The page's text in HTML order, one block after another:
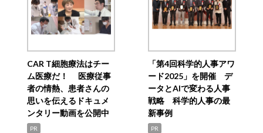
CAR T細胞療法はチー
ム医療だ！ 医療従事
者の情熱、患者さんの
思いを伝えるドキュメ
ンタリー動画を公開中
PR
「第4回科学的人事アワ
ード2025」を開催 デ
ータとAIで変わる人事
戦略 科学的人事の最
新事例
PR